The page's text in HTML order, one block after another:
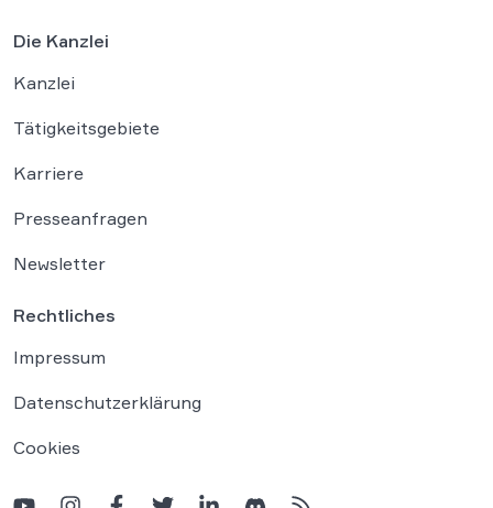
Die Kanzlei
Kanzlei
Tätigkeitsgebiete
Karriere
Presseanfragen
Newsletter
Rechtliches
Impressum
Datenschutzerklärung
Cookies